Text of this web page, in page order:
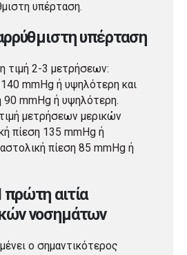
υπέρταση.
υπέρταση
τιμή 2-3 μετρήσεων:
mmHg ή υψηλότερη και
90 mmHg ή υψηλότερη.
μετρήσεων μερικών
πίεση 135 mmHg ή
πίεση 85 mmHg ή
αιτία
νοσημάτων
ο σημαντικότερος